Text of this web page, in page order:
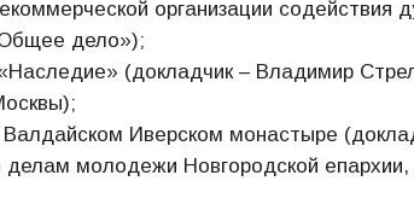
организации содействия
дело»);
(докладчик – Владимир
Иверском монастыре
молодежи Новгородской